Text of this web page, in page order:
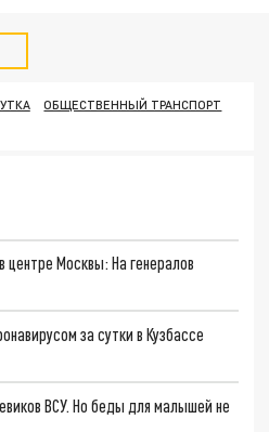
ОБЩЕСТВЕННЫЙ ТРАНСПОРТ
Москвы: На генералов
за сутки в Кузбассе
ВСУ. Но беды для малышей не